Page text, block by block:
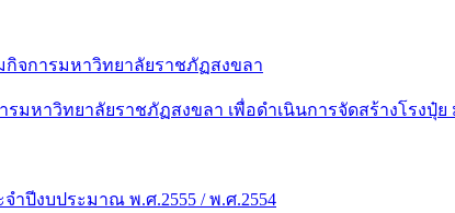
จการมหาวิทยาลัยราชภัฏสงขลา
หาวิทยาลัยราชภัฏสงขลา เพื่อดำเนินการจัดสร้างโรงปุ๋
ปีงบประมาณ พ.ศ.2555 / พ.ศ.2554